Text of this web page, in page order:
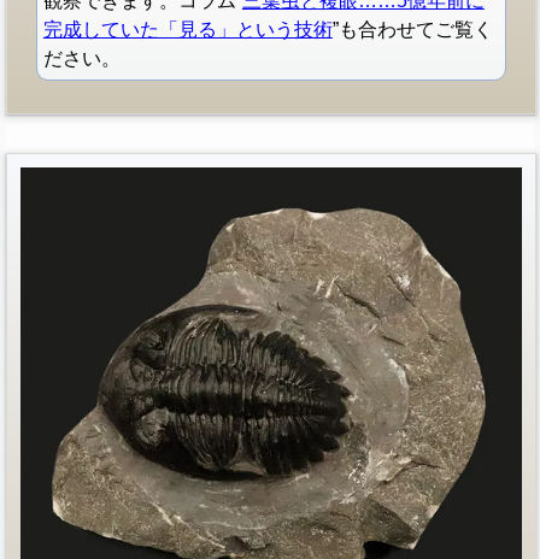
完成していた「見る」という技術”も合わせてご覧く
ださい。